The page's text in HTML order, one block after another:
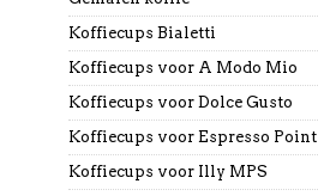
Koffiecups Bialetti
Koffiecups voor A Modo Mio
Koffiecups voor Dolce Gusto
Koffiecups voor Espresso Point
Koffiecups voor Illy MPS